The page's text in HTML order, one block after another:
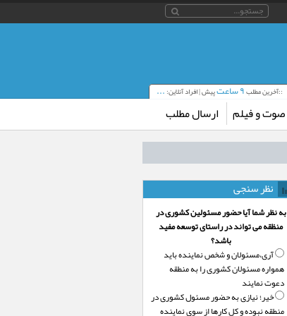
::آخرین مطلب۹ ساعت پیش | افراد آنلاین:...
صوت و فیلم ارسال مطلب
نظر سنجی
به نظر شما آیا حضور مسئولین کشوری در
منظقه می تواند در راستای توسعه مفید
باشد؟
آری،‌مسئولان و شخص نماینده باید
همواره مسئولان کشوری را به منطقه
دعوت نمایند
خیر؛‌ نیازی به حضور مسئول کشوری در
منطقه نبوده و کل کارها از سوی نماینده